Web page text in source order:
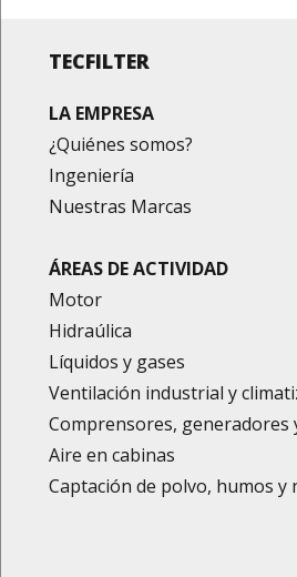
TECFILTER
LA EMPRESA
¿Quiénes somos?
Ingeniería
Nuestras Marcas
ÁREAS DE ACTIVIDAD
Motor
Hidraúlica
Líquidos y gases
Ventilación industrial y
Comprensores, generadores
Aire en cabinas
Captación de polvo, humos y